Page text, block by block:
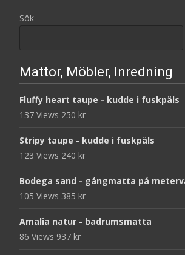
Sök
Mattor, Möbler, Inredning
Fluffy heart taupe - kudde i fuskpäls
137 Views 250 kr
Stripy taupe - kudde i fuskpäls
123 Views 240 kr
Bodega sand - gångmatta på
105 Views 385 kr
Amalia natur - badrumsmatta
86 Views 937 kr